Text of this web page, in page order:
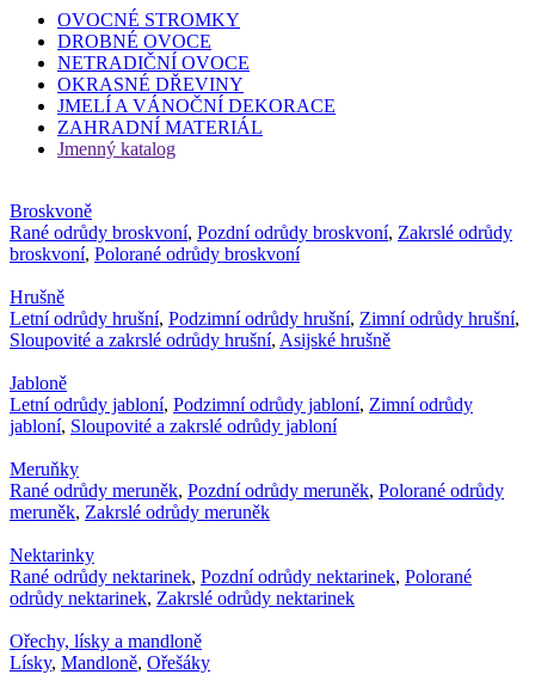
OVOCNÉ STROMKY
DROBNÉ OVOCE
NETRADIČNÍ OVOCE
OKRASNÉ DŘEVINY
JMELÍ A VÁNOČNÍ DEKORACE
ZAHRADNÍ MATERIÁL
Jmenný katalog
Broskvoně
Rané odrůdy broskvoní, Pozdní odrůdy broskvoní, Zakrslé odrůdy
broskvoní, Polorané odrůdy broskvoní
Hrušně
Letní odrůdy hrušní, Podzimní odrůdy hrušní, Zimní odrůdy hrušní,
Sloupovité a zakrslé odrůdy hrušní, Asijské hrušně
Jabloně
Letní odrůdy jabloní, Podzimní odrůdy jabloní, Zimní odrůdy
jabloní, Sloupovité a zakrslé odrůdy jabloní
Meruňky
Rané odrůdy meruněk, Pozdní odrůdy meruněk, Polorané odrůdy
meruněk, Zakrslé odrůdy meruněk
Nektarinky
Rané odrůdy nektarinek, Pozdní odrůdy nektarinek, Polorané
odrůdy nektarinek, Zakrslé odrůdy nektarinek
Ořechy, lísky a mandloně
Lísky, Mandloně, Ořešáky